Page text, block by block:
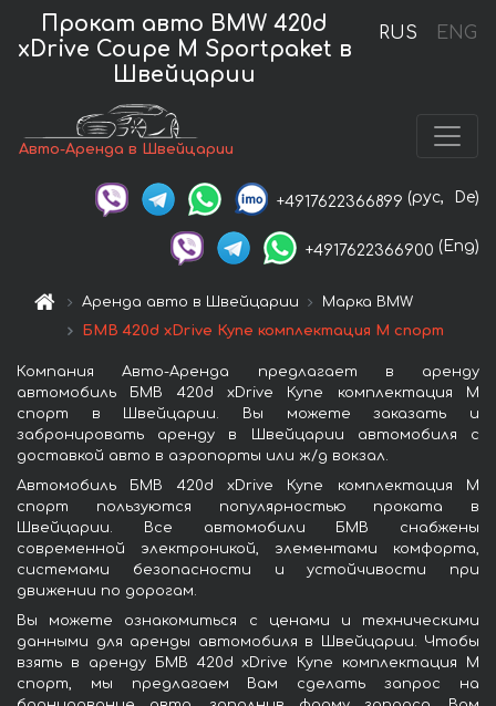
RUS ENG
Прокат авто BMW 420d
xDrive Coupe M Sportpaket в
Швейцарии
Авто-Аренда в Швейцарии
+4917622366899 (рус, De)
+4917622366900 (Eng)
Аренда авто в Швейцарии
Марка BMW
БМВ 420d xDrive Купе комплектация М спорт
Компания Авто-Аренда предлагает в аренду
автомобиль БМВ 420d xDrive Купе комплектация М
спорт в Швейцарии. Вы можете заказать и
забронировать аренду в Швейцарии автомобиля с
доставкой авто в аэропорты или ж/д вокзал.
Автомобиль БМВ 420d xDrive Купе комплектация М
спорт пользуются популярностью проката в
Швейцарии. Все автомобили БМВ снабжены
современной электроникой, элементами комфорта,
системами безопасности и устойчивости при
движении по дорогам.
Вы можете ознакомиться с ценами и техническими
данными для аренды автомобиля в Швейцарии. Чтобы
взять в аренду БМВ 420d xDrive Купе комплектация М
спорт, мы предлагаем Вам сделать запрос на